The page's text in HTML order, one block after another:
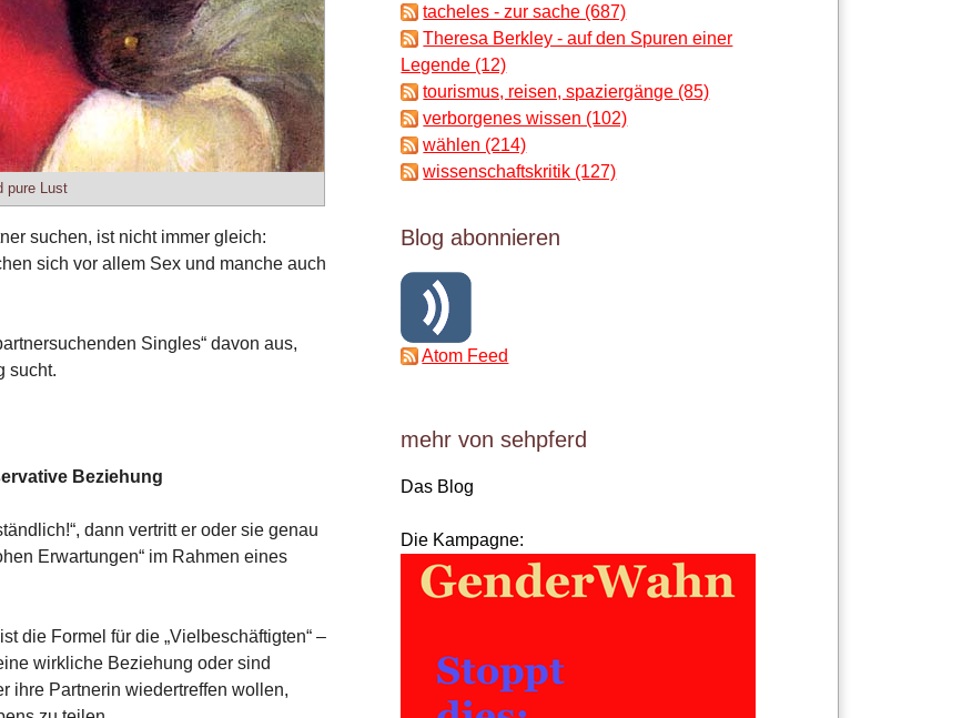
pure Lust
suchen, ist nicht immer gleich:
sich vor allem Sex und manche auch
Singles“ davon aus,
sucht.
Beziehung
dann vertritt er oder sie genau
Erwartungen“ im Rahmen eines
die Formel für die „Vielbeschäftigten“ –
wirkliche Beziehung oder sind
ihre Partnerin wiedertreffen wollen,
tacheles - zur sache (687)
Theresa Berkley - auf den Spuren einer
Legende (12)
tourismus, reisen, spaziergänge (85)
verborgenes wissen (102)
wählen (214)
wissenschaftskritik (127)
Blog abonnieren
Atom Feed
mehr von sehpferd
Das Blog
Die Kampagne: